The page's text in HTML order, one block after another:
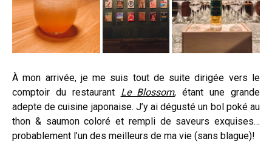
À mon arrivée, je me suis tout de suite dirigée vers le
comptoir du restaurant Le Blossom, étant une grande
adepte de cuisine japonaise. J’y ai dégusté un bol poké au
thon & saumon coloré et rempli de saveurs exquises…
probablement l’un des meilleurs de ma vie (sans blague)!